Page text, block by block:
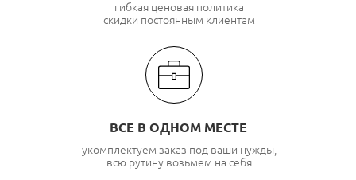
гибкая ценовая политика
скидки постоянным клиентам
ВСЕ В ОДНОМ МЕСТЕ
укомплектуем заказ под ваши нужды,
всю рутину возьмем на себя